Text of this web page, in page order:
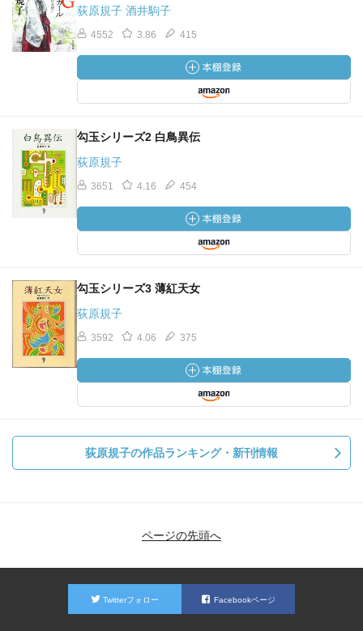
荻原規子 酒井駒子
4552 3.86 415
勾玉シリーズ2 白鳥異伝
荻原規子
3651 4.16 454
勾玉シリーズ3 薄紅天女
荻原規子
3592 4.06 375
荻原規子の作品ランキング・新刊情報
ページの先頭へ
Twitterフォロー Facebookページ